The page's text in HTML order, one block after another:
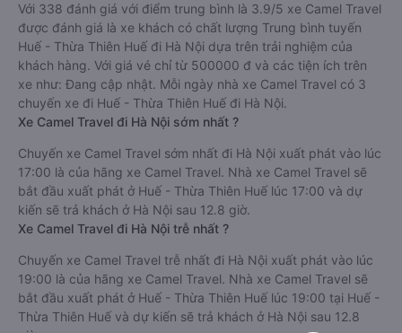
Với 338 đánh giá với điểm trung bình là 3.9/5 xe Camel Travel
được đánh giá là xe khách có chất lượng Trung bình tuyến
Huế - Thừa Thiên Huế đi Hà Nội dựa trên trải nghiệm của
khách hàng. Với giá vé chỉ từ 500000 đ và các tiện ích trên
xe như: Đang cập nhật. Mỗi ngày nhà xe Camel Travel có 3
chuyến xe đi Huế - Thừa Thiên Huế đi Hà Nội.
Xe Camel Travel đi Hà Nội sớm nhất ?
Chuyến xe Camel Travel sớm nhất đi Hà Nội xuất phát vào lúc
17:00 là của hãng xe Camel Travel. Nhà xe Camel Travel sẽ
bắt đầu xuất phát ở Huế - Thừa Thiên Huế lúc 17:00 và dự
kiến sẽ trả khách ở Hà Nội sau 12.8 giờ.
Xe Camel Travel đi Hà Nội trễ nhất ?
Chuyến xe Camel Travel trễ nhất đi Hà Nội xuất phát vào lúc
19:00 là của hãng xe Camel Travel. Nhà xe Camel Travel sẽ
bắt đầu xuất phát ở Huế - Thừa Thiên Huế lúc 19:00 tại Huế -
Thừa Thiên Huế và dự kiến sẽ trả khách ở Hà Nội sau 12.8